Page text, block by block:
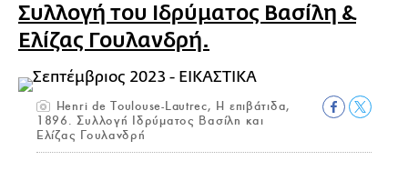
Συλλογή του Ιδρύματος Βασίλη &
Ελίζας Γουλανδρή.
Henri de Toulouse-Lautrec, Η επιβάτιδα,
1896. Συλλογή Ιδρύματος Βασίλη και
Ελίζας Γουλανδρή